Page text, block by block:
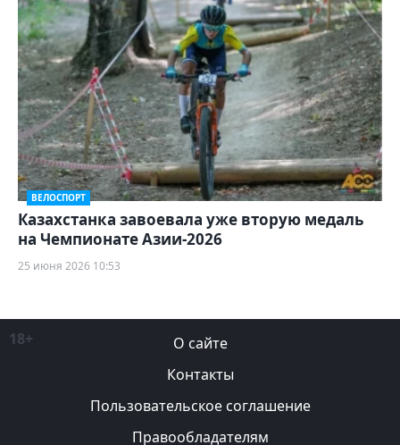
ВЕЛОСПОРТ
Казахстанка завоевала уже вторую медаль
на Чемпионате Азии-2026
25 июня 2026 10:53
18+
О сайте
Контакты
Пользовательское соглашение
Правообладателям